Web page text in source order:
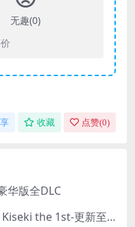
无趣(0)
收藏 点赞(0)
华版全DLC
[空之轨迹 the 1st]-Sora no Kiseki the 1st-更新至v1.06.4-全DLC